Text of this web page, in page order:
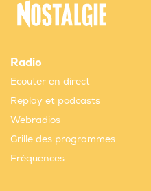
Radio
Ecouter en direct
Replay et podcasts
Webradios
Grille des programmes
Fréquences